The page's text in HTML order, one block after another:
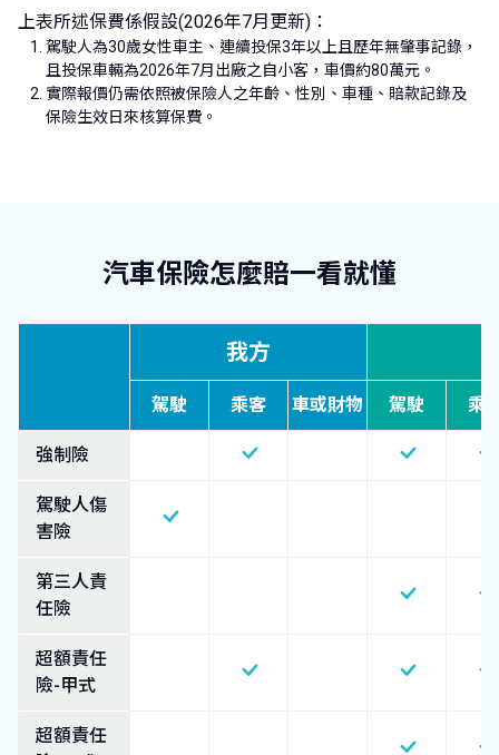
上表所述保費係假設(2026年7月更新)：
駕駛人為30歲女性車主、連續投保3年以上且歷年無肇事記錄，
且投保車輛為2026年7月出廠之自小客，車價約80萬元。
實際報價仍需依照被保險人之年齡、性別、車種、賠款記錄及
保險生效日來核算保費。
汽車保險怎麼賠一看就懂
我方
駕駛 乘客 車或財物 駕駛 乘
強制險
駕駛人傷
害險
第三人責
任險
超額責任
險-甲式
超額責任